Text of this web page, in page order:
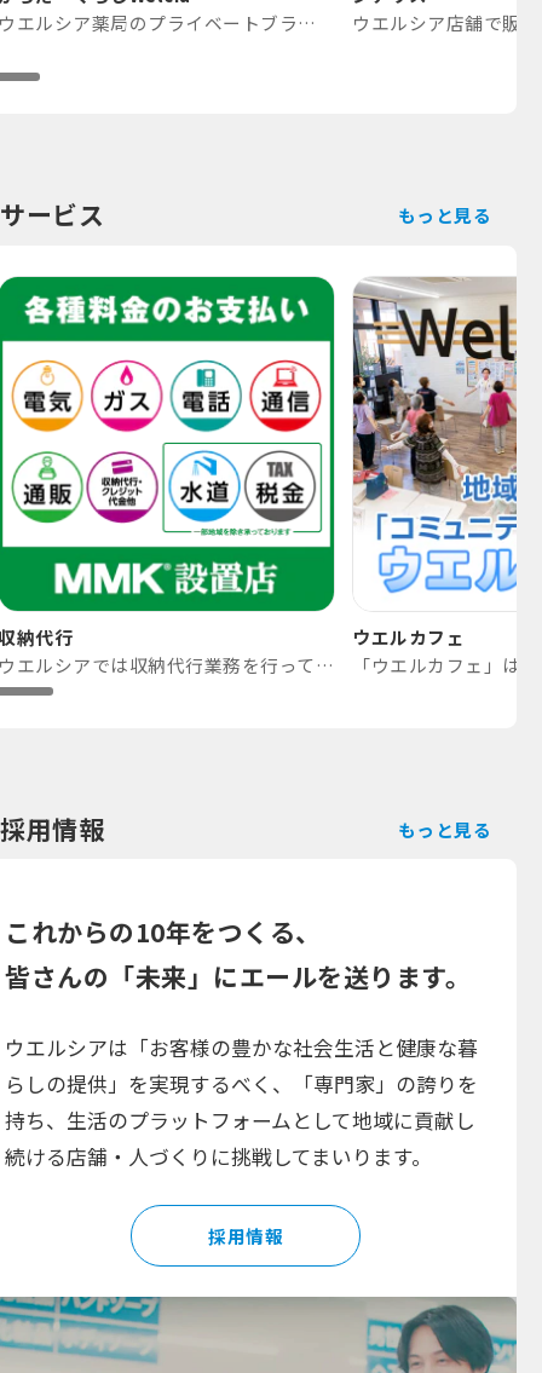
ウエルシア薬局のプライベートブランド
ウエルシア店舗で販
サービス もっと見る
納代行
ウエルシアでは収納代行業務を行っております
ウエルカフェ
採用情報 もっと見る
これからの10年をつくる、
皆さんの「未来」にエールを送ります。
ウエルシアは「お客様の豊かな社会生活と健康な暮
らしの提供」を実現するべく、「専門家」の誇りを
持ち、生活のプラットフォームとして地域に貢献し
続ける店舗・人づくりに挑戦してまいります。
採用情報